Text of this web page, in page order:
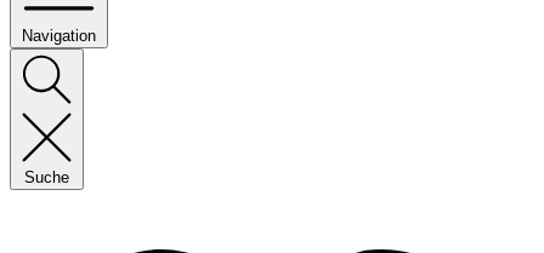
Navigation
Suche